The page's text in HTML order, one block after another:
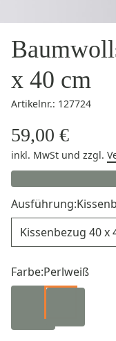
x 40 cm
Artikelnr.: 127724
59,00 €
inkl. MwSt und zzgl.
Ausführung:
Farbe:Perlweiß